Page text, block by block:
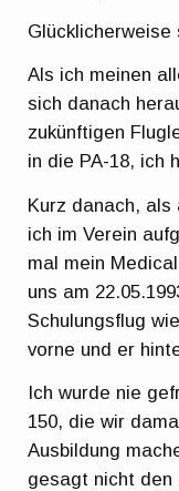
Als ich meinen
sich danach
zukünftigen
in die PA-18, ich
Kurz danach,
ich im Verein
mal mein
uns am
Schulungsflug
vorne und er
Ich wurde nie
150, die wir
Ausbildung
gesagt nicht den